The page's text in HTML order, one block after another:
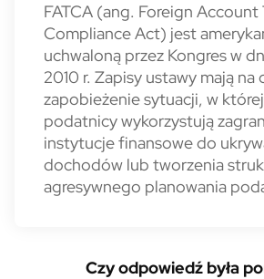
FATCA (ang. Foreign Account
Compliance Act) jest
uchwaloną przez Kongres w
2010 r. Zapisy ustawy mają na
zapobieżenie sytuacji, w
podatnicy wykorzystują
instytucje finansowe do
dochodów lub tworzenia
agresywnego planowania
Czy odpowiedź była